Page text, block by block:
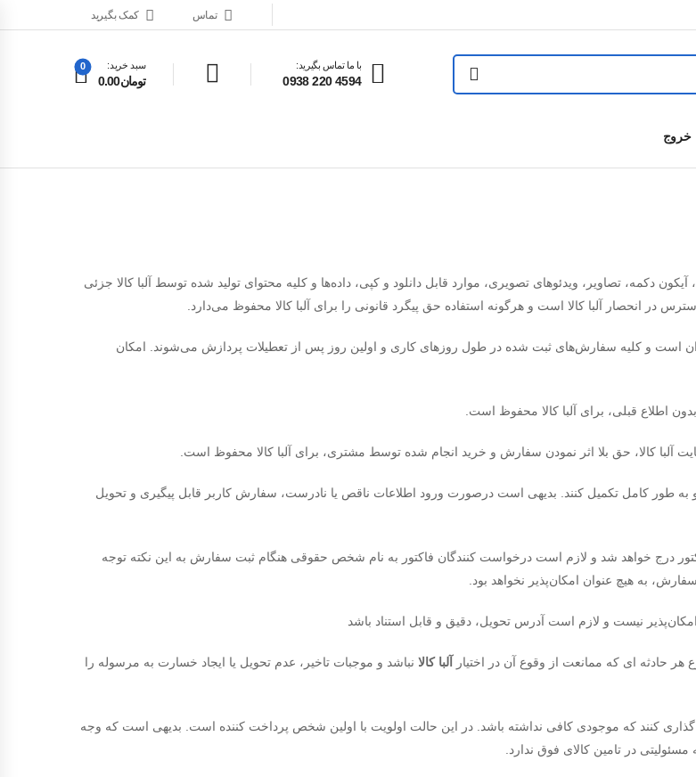
تماس کمک بگیرید
با ما تماس بگیرید:
4594 220 0938
سبد خرید:
تومان0.00
0
خروج
دکمه، تصاویر، ویدئوهای تصویری، موارد قابل دانلود و کپی، داده‌ها و کلیه محتوای تولید شده توسط آلبا کالا جزئی
انحصار آلبا کالا است و هرگونه استفاده حق پیگرد قانونی را برای آلبا کالا محفوظ می‏‌دارد.
است و کلیه سفارش‏‌های ثبت شده در طول روزهای کاری و اولین روز پس از تعطیلات پردازش می‌‏شوند. امکان
اطلاع قبلی، برای آلبا کالا محفوظ است.
کالا، حق بلا اثر نمودن سفارش و خرید انجام شده توسط مشتری، برای آلبا کالا محفوظ است.
طور کامل تکمیل کنند. بدیهی است درصورت ورود اطلاعات ناقص یا نادرست، سفارش کاربر قابل پیگیری و تحویل
درج خواهد شد و لازم است درخواست کنندگان فاکتور به نام شخص حقوقی هنگام ثبت سفارش به این نکته توجه
به هیچ عنوان امکان‌پذیر نخواهد بود.
نیست و لازم است آدرس تحویل، دقیق و قابل استناد باشد
حادثه ای که ممانعت از وقوع آن در اختیار آلبا کالا نباشد و موجبات تاخیر، عدم تحویل یا ایجاد خسارت به مرسوله را
کنند که موجودی کافی نداشته باشد. در این حالت اولویت با اولین شخص پرداخت کننده است. بدیهی است که وجه
مسئولیتی در تامین کالای فوق ندارد.